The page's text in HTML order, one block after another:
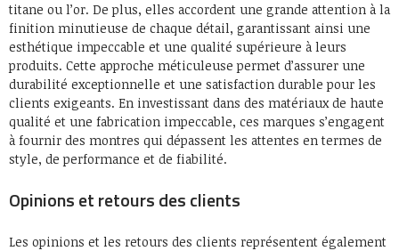
titane ou l’or. De plus, elles accordent une grande attention à la
finition minutieuse de chaque détail, garantissant ainsi une
esthétique impeccable et une qualité supérieure à leurs
produits. Cette approche méticuleuse permet d’assurer une
durabilité exceptionnelle et une satisfaction durable pour les
clients exigeants. En investissant dans des matériaux de haute
qualité et une fabrication impeccable, ces marques s’engagent
à fournir des montres qui dépassent les attentes en termes de
style, de performance et de fiabilité.
Opinions et retours des clients
Les opinions et les retours des clients représentent également